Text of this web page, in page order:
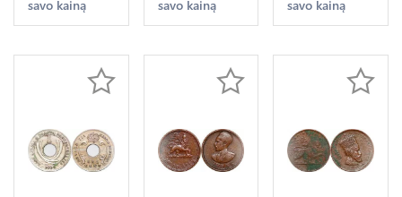
>Make
savo kainą
->Make
savo kainą
->Make
savo kainą